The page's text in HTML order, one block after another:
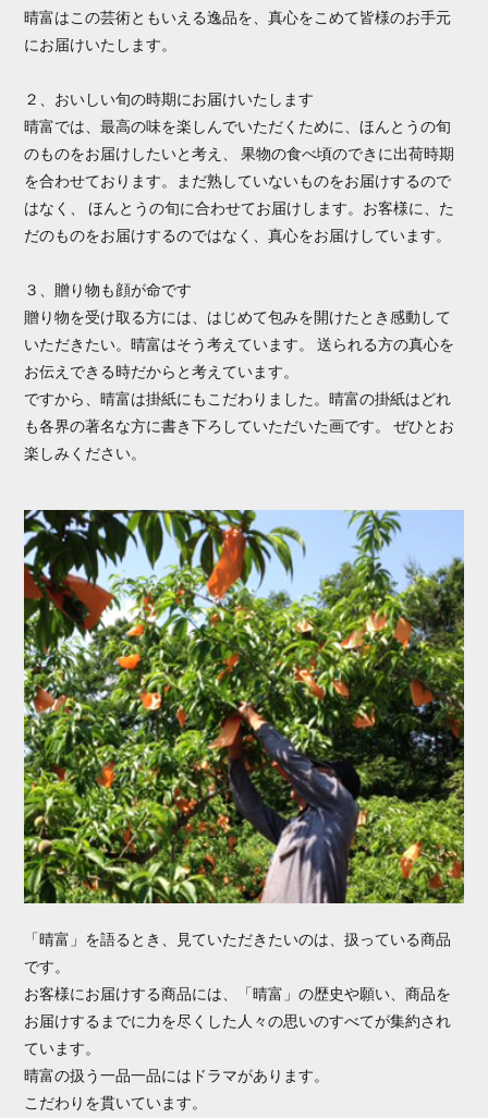
晴富はこの芸術ともいえる逸品を、真心をこめて皆様のお手元
にお届けいたします。
２、おいしい旬の時期にお届けいたします
晴富では、最高の味を楽しんでいただくために、ほんとうの旬
のものをお届けしたいと考え、 果物の食べ頃のできに出荷時期
を合わせております。まだ熟していないものをお届けするので
はなく、 ほんとうの旬に合わせてお届けします。お客様に、た
だのものをお届けするのではなく、真心をお届けしています。
３、贈り物も顔が命です
贈り物を受け取る方には、はじめて包みを開けたとき感動して
いただきたい。晴富はそう考えています。 送られる方の真心を
お伝えできる時だからと考えています。
ですから、晴富は掛紙にもこだわりました。晴富の掛紙はどれ
も各界の著名な方に書き下ろしていただいた画です。 ぜひとお
楽しみください。
「晴富」を語るとき、見ていただきたいのは、扱っている商品
です。
お客様にお届けする商品には、「晴富」の歴史や願い、商品を
お届けするまでに力を尽くした人々の思いのすべてが集約され
ています。
晴富の扱う一品一品にはドラマがあります。
こだわりを貫いています。